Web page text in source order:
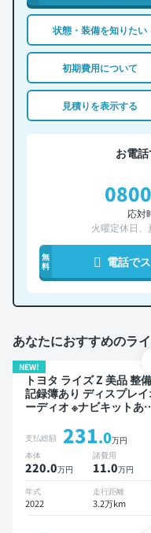
状態・装備を知りたい
初期費用について
見積りを表示する
お電
応対
火曜定休日、
無
料
電話で
あなたにおすすめのラ
NEW!
トヨタ ライズ Z 美品 整備
記録簿あり ディスプレイ
ーディオ ※ナビキットあ
ニター オートクルーズ ス
マートキー ETC バックモ
ニター 全方位カメラ ドラ
イブレコーダー 衝突軽減
支払総額 231.0万円
本体
220.0万円
諸費用
11.0万円
年式
2022
走行距離
3.2万km